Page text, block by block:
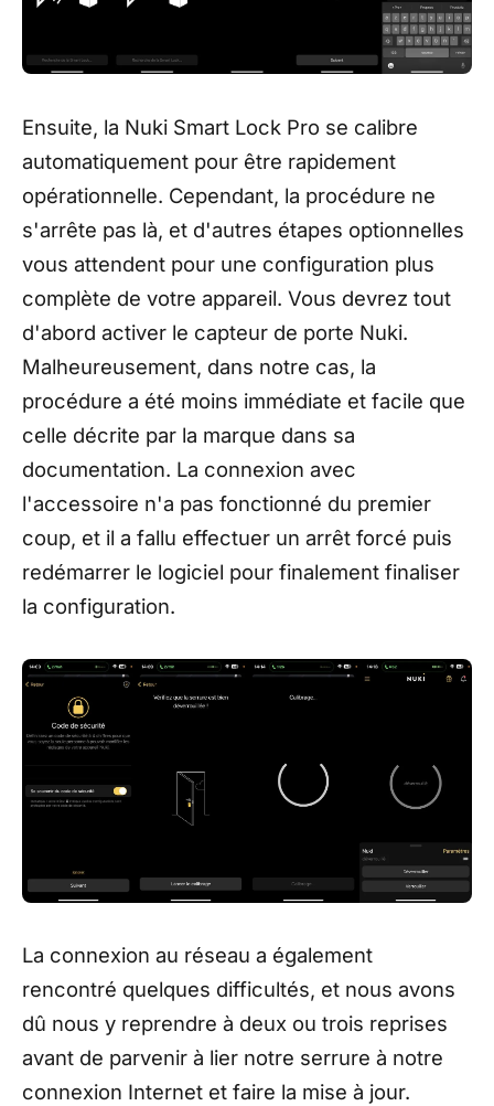
Ensuite, la Nuki Smart Lock Pro se calibre
automatiquement pour être rapidement
opérationnelle. Cependant, la procédure ne
s'arrête pas là, et d'autres étapes optionnelles
vous attendent pour une configuration plus
complète de votre appareil. Vous devrez tout
d'abord activer le capteur de porte Nuki.
Malheureusement, dans notre cas, la
procédure a été moins immédiate et facile que
celle décrite par la marque dans sa
documentation. La connexion avec
l'accessoire n'a pas fonctionné du premier
coup, et il a fallu effectuer un arrêt forcé puis
redémarrer le logiciel pour finalement finaliser
la configuration.
La connexion au réseau a également
rencontré quelques difficultés, et nous avons
dû nous y reprendre à deux ou trois reprises
avant de parvenir à lier notre serrure à notre
connexion Internet et faire la mise à jour.